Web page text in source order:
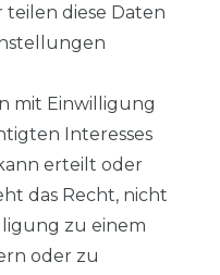
UVP 159,95 €
zzgl. Versandkosten
teilen diese Daten
mit Einwilligung
Interesses
erteilt oder
das Recht, nicht
zu einem
oder zu